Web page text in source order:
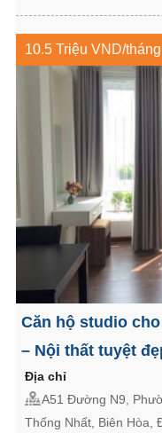
10.5 Triệu VND/tháng
Căn hộ studio
– Nội thất tuyệt
Địa chỉ
A51 Đường N9,
Thống Nhất, Biên Hòa,